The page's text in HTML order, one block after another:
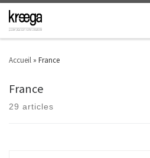
Accueil » France
France
29 articles